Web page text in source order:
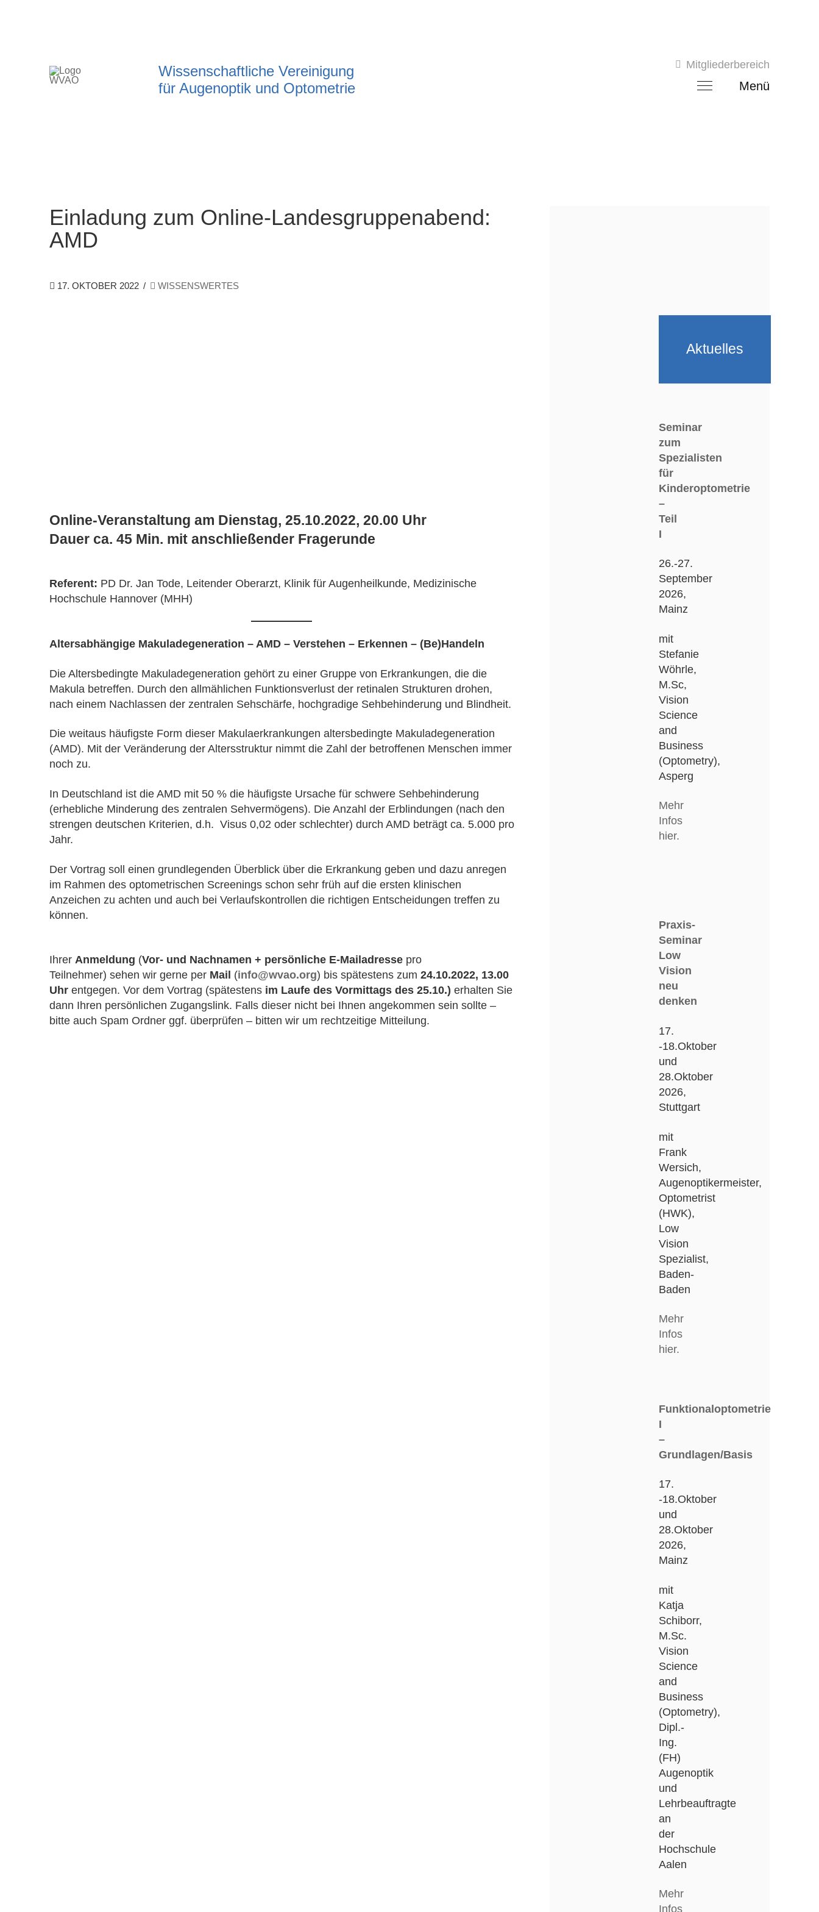
Wissenschaftliche Vereinigung
für Augenoptik und Optometrie
Mitgliederbereich
Menü
Einladung zum Online-Landesgruppenabend:
AMD
17. OKTOBER 2022 WISSENSWERTES
Online-Veranstaltung am Dienstag, 25.10.2022, 20.00 Uhr
Dauer ca. 45 Min. mit anschließender Fragerunde
Referent: PD Dr. Jan Tode, Leitender Oberarzt, Klinik für Augenheilkunde, Medizinische
Hochschule Hannover (MHH)
Altersabhängige Makuladegeneration – AMD – Verstehen – Erkennen – (Be)Handeln
Die Altersbedingte Makuladegeneration gehört zu einer Gruppe von Erkrankungen, die die
Makula betreffen. Durch den allmählichen Funktionsverlust der retinalen Strukturen drohen,
nach einem Nachlassen der zentralen Sehschärfe, hochgradige Sehbehinderung und Blindheit.
Die weitaus häufigste Form dieser Makulaerkrankungen altersbedingte Makuladegeneration
(AMD). Mit der Veränderung der Altersstruktur nimmt die Zahl der betroffenen Menschen immer
noch zu.
In Deutschland ist die AMD mit 50 % die häufigste Ursache für schwere Sehbehinderung
(erhebliche Minderung des zentralen Sehvermögens). Die Anzahl der Erblindungen (nach den
strengen deutschen Kriterien, d.h. Visus 0,02 oder schlechter) durch AMD beträgt ca. 5.000 pro
Jahr.
Der Vortrag soll einen grundlegenden Überblick über die Erkrankung geben und dazu anregen
im Rahmen des optometrischen Screenings schon sehr früh auf die ersten klinischen
Anzeichen zu achten und auch bei Verlaufskontrollen die richtigen Entscheidungen treffen zu
können.
Ihrer Anmeldung (Vor- und Nachnamen + persönliche E-Mailadressepro
Teilnehmer) sehen wir gerne per Mail (info@wvao.org) bis spätestens zum 24.10.2022, 13.00
Uhrentgegen. Vor dem Vortrag (spätestens im Laufe des Vormittags des 25.10.) erhalten Sie
dann Ihren persönlichen Zugangslink. Falls dieser nicht bei Ihnen angekommen sein sollte –
bitte auch Spam Ordner ggf. überprüfen – bitten wir um rechtzeitige Mitteilung.
Aktuelles
Seminar
zum
Spezialisten
für
Kinderoptometrie
–
Teil
I
26.-27.
September
2026,
Mainz
mit
Stefanie
Wöhrle,
M.Sc,
Vision
Science
and
Business
(Optometry),
Asperg
Mehr
Infos
hier.
Praxis-
Seminar
Low
Vision
neu
denken
17.
-18.Oktober
und
28.Oktober
2026,
Stuttgart
mit
Frank
Wersich,
Augenoptikermeister,
Optometrist
(HWK),
Low
Vision
Spezialist,
Baden-
Baden
Mehr
Infos
hier.
Funktionaloptometrie
I
–
Grundlagen/Basis
17.
-18.Oktober
und
28.Oktober
2026,
Mainz
mit
Katja
Schiborr,
M.Sc.
Vision
Science
and
Business
(Optometry),
Dipl.-
Ing.
(FH)
Augenoptik
und
Lehrbeauftragte
an
der
Hochschule
Aalen
Mehr
Infos